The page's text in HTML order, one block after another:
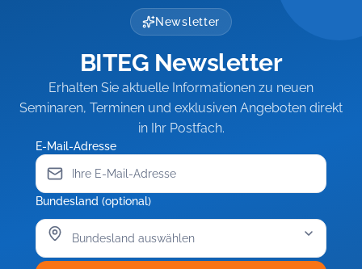
Newsletter
BITEG Newsletter
Erhalten Sie aktuelle Informationen zu neuen
Seminaren, Terminen und exklusiven Angeboten direkt
in Ihr Postfach.
E-Mail-Adresse
Bundesland (optional)